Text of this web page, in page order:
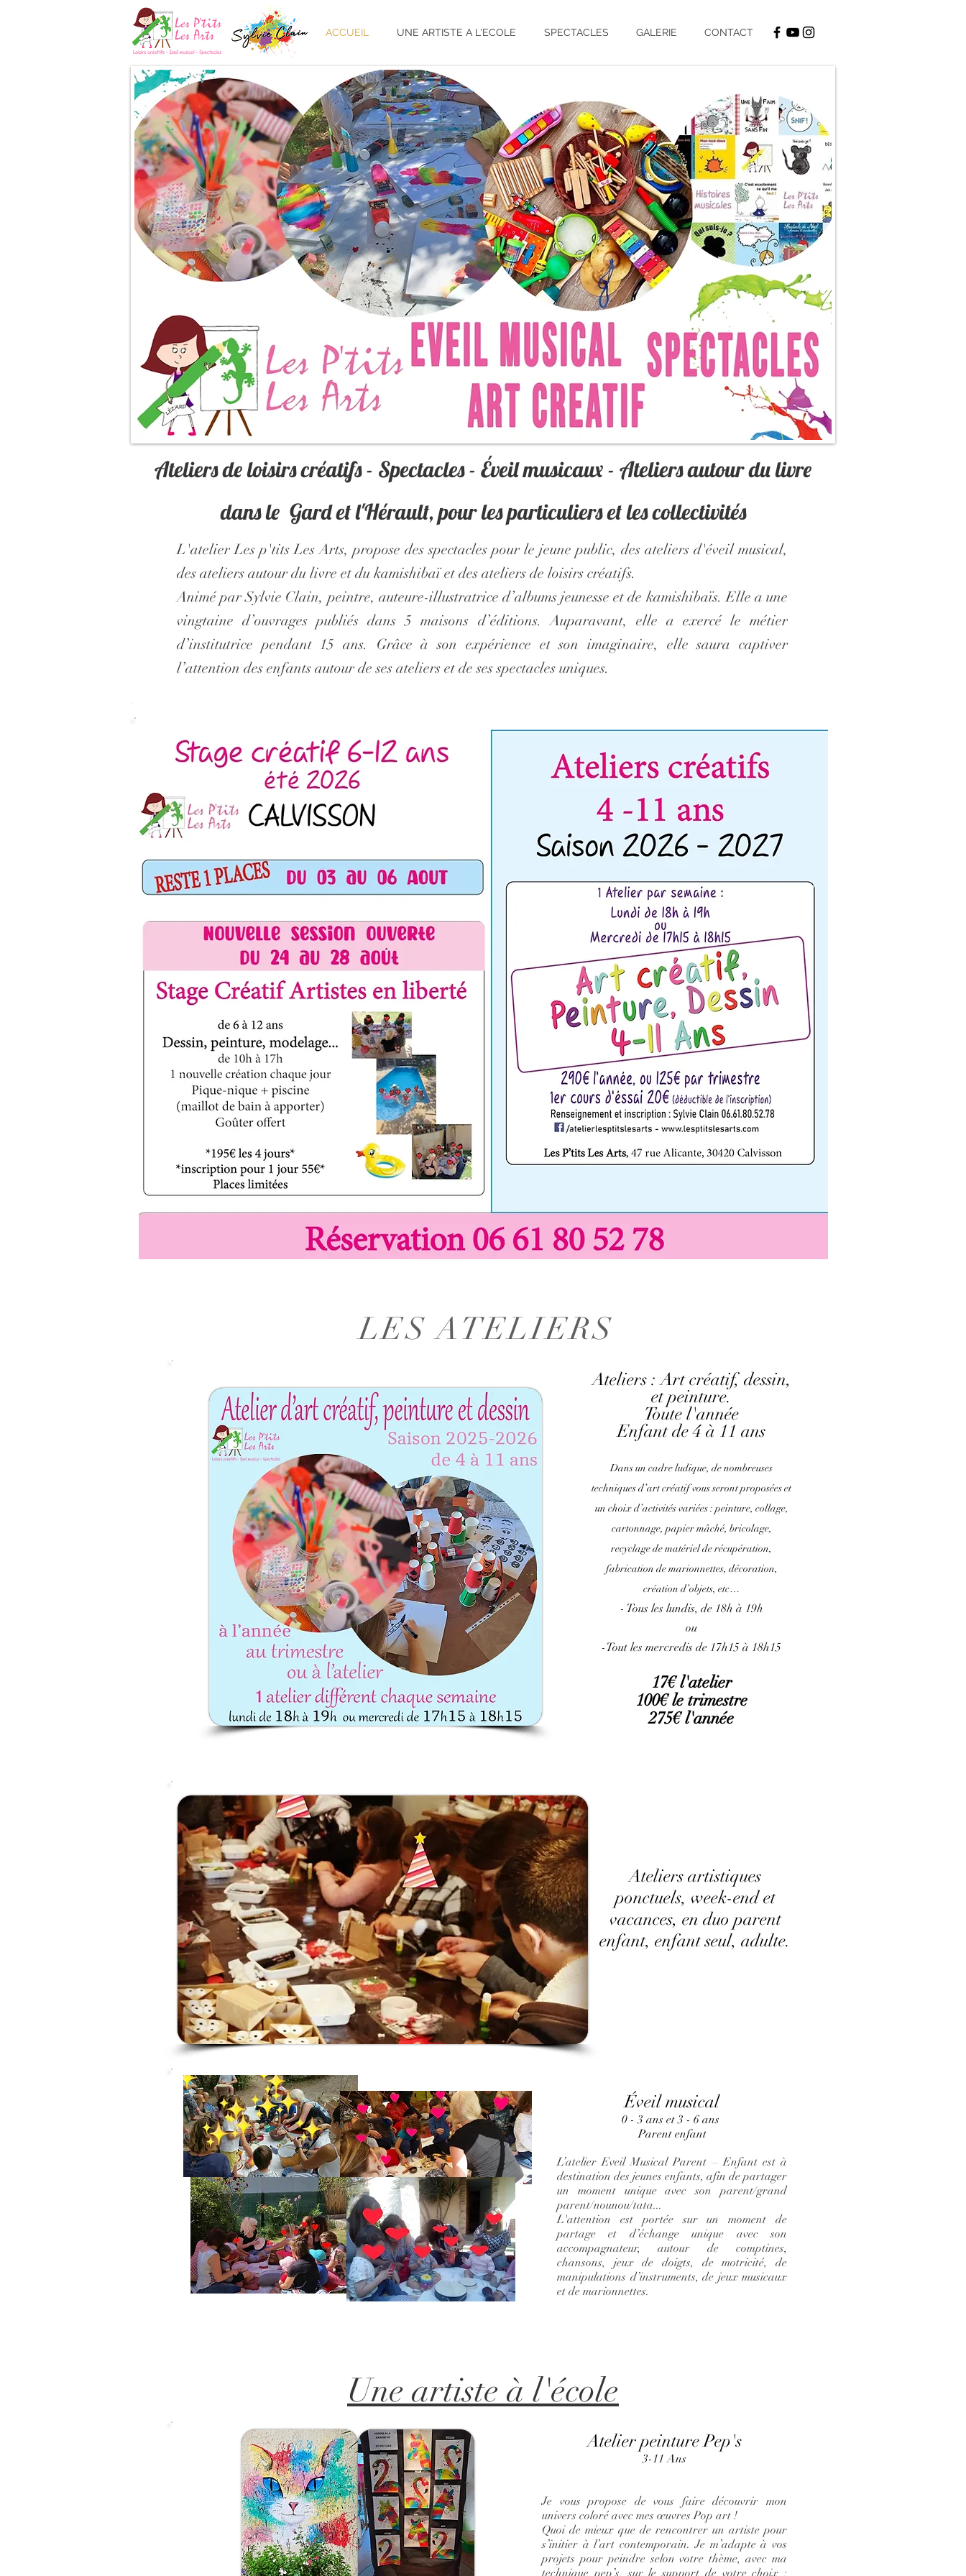
ACCUEIL UNE ARTISTE A L'ECOLE SPECTACLES GALERIE CONTACT
Ateliers de loisirs créatifs - Spectacles - Éveil musicaux - Ateliers autour du livre
dans le Gard et l'Hérault, pour les particuliers et les collectivités
L'atelier Les p'tits Les Arts, propose des spectacles pour le jeune public, des ateliers d'éveil musical,
des ateliers autour du livre et du kamishibaï et des ateliers de loisirs créatifs.
Animé par Sylvie Clain, peintre, auteure-illustratrice d’albums jeunesse et de kamishibaïs. Elle a une
vingtaine d’ouvrages publiés dans 5 maisons d’éditions. Auparavant, elle a exercé le métier
d’institutrice pendant 15 ans. Grâce à son expérience et son imaginaire, elle saura captiver
l’attention des enfants autour de ses ateliers et de ses spectacles uniques.
LES ATELIERS
Ateliers : Art créatif, dessin,
et peinture.
Toute l'année
Enfant de 4 à 11 ans
Dans un cadre ludique, de nombreuses
techniques d’art créatif vous seront proposées et
un choix d’activités variées : peinture, collage,
cartonnage, papier mâché, bricolage,
recyclage de matériel de récupération,
fabrication de marionnettes, décoration,
création d’objets, etc…
- Tous les lundis, de 18h à 19h
ou
-Tout les mercredis de 17h15 à 18h15
17€ l'atelier
100€ le trimestre
275€ l'année
Ateliers artistiques
ponctuels, week-end et
vacances, en duo parent
enfant, enfant seul, adulte.
Éveil musical
0 - 3 ans et 3 - 6 ans
Parent enfant
L’atelier Eveil Musical Parent – Enfant est à
destination des jeunes enfants, afin de partager
un moment unique avec son parent/grand
parent/nounou/tata...
L'attention est portée sur un moment de
partage et d’échange unique avec son
accompagnateur, autour de comptines,
chansons, jeux de doigts, de motricité, de
manipulations d’instruments, de jeux musicaux
et de marionnettes.
Une artiste à l'école
Atelier peinture Pep's
3-11 Ans
Je vous propose de vous faire découvrir mon
univers coloré avec mes œuvres Pop art !
Quoi de mieux que de rencontrer un artiste pour
s’initier à l’art contemporain. Je m’adapte à vos
projets pour peindre selon votre thème, avec ma
technique pep’s, sur le support de votre choix :